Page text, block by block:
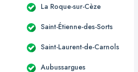
La Roque-sur-Cèze
Saint-Étienne-des-Sorts
Saint-Laurent-de-Carnols
Aubussargues